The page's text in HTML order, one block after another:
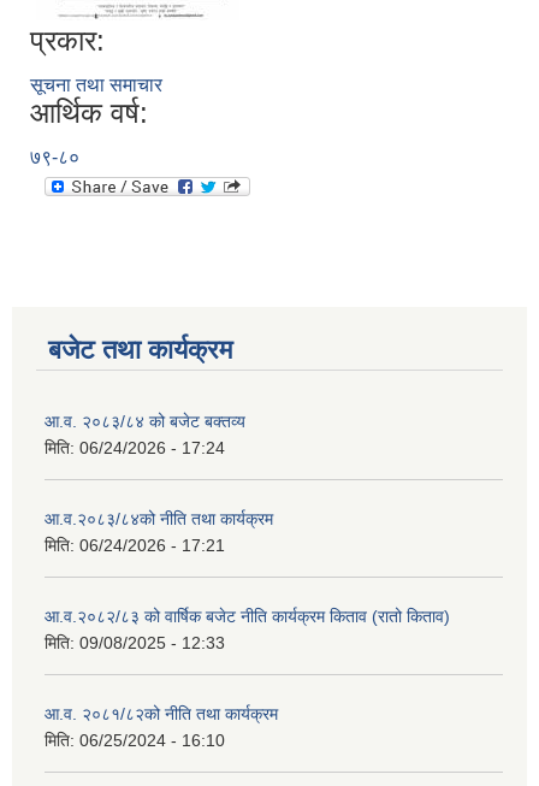
प्रकार:
सूचना तथा समाचार
आर्थिक वर्ष:
७९-८०
बजेट तथा कार्यक्रम
आ.व. २०८३/८४ को बजेट बक्तव्य
मिति: 06/24/2026 - 17:24
आ.व.२०८३/८४को नीति तथा कार्यक्रम
मिति: 06/24/2026 - 17:21
आ.व.२०८२/८३ को वार्षिक बजेट नीति कार्यक्रम किताव (रातो किताव)
मिति: 09/08/2025 - 12:33
आ.व. २०८१/८२को नीति तथा कार्यक्रम
मिति: 06/25/2024 - 16:10